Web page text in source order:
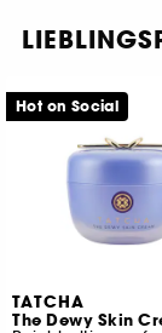
TATCHA
The Dewy Skin
Hot on Social